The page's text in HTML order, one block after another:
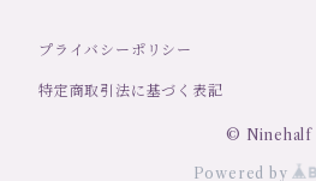
LJT Les Jupons de Tess
ナイティ
Trasparenzeトラスパレンツェ
デザインストッキング・タイツ
洗剤
プライバシーポリシー
特定商取引法に基づく表記
© Ninehalf
Powered by